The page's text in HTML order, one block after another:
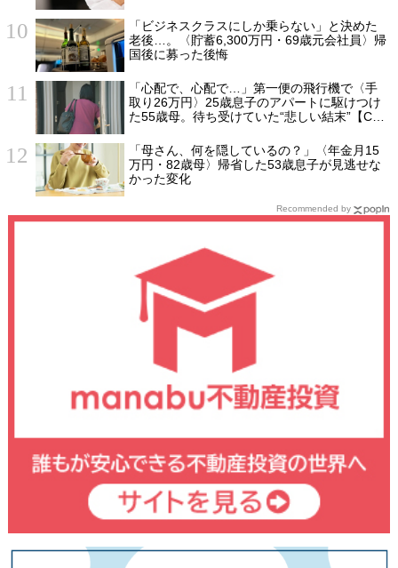
「ビジネスクラスにしか乗らない」と決めた
老後…。〈貯蓄6,300万円・69歳元会社員〉帰
国後に募った後悔
「心配で、心配で…」第一便の飛行機で〈手
取り26万円〉25歳息子のアパートに駆けつけ
た55歳母。待ち受けていた“悲しい結末”【CFP
「母さん、何を隠しているの？」〈年金月15
万円・82歳母〉帰省した53歳息子が見逃せな
かった変化
Recommended by